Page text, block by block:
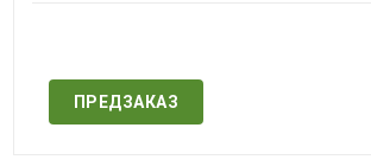
ПРЕДЗАКАЗ